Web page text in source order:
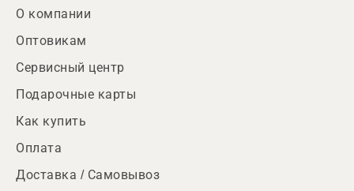
О компании
Оптовикам
Сервисный центр
Подарочные карты
Как купить
Оплата
Доставка / Самовывоз